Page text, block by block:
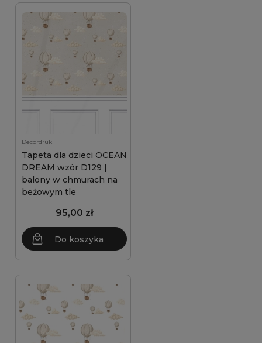
Decordruk
Tapeta dla dzieci OCEAN
DREAM wzór D129 |
balony w chmurach na
beżowym tle
95,00 zł
Do koszyka